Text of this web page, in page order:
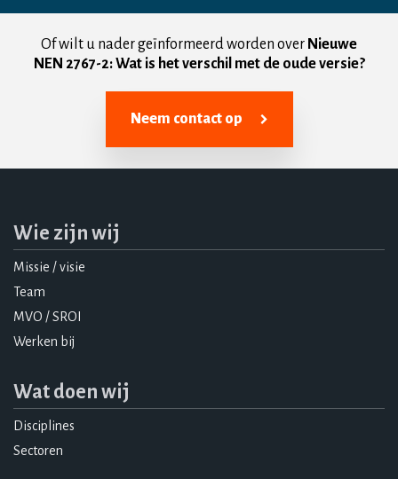
Of wilt u nader geïnformeerd worden over Nieuwe
NEN 2767-2: Wat is het verschil met de oude versie?
Neem contact op
Wie zijn wij
Missie / visie
Team
MVO / SROI
Werken bij
Wat doen wij
Disciplines
Sectoren